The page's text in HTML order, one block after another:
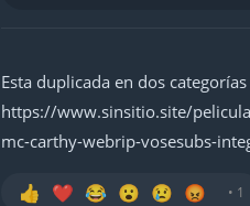
Esta duplicada en dos
https://www.sinsitio.site/
mc-carthy-webrip-vosesubs-
👍 ❤️ 😂 😮 😢 😡 • 1